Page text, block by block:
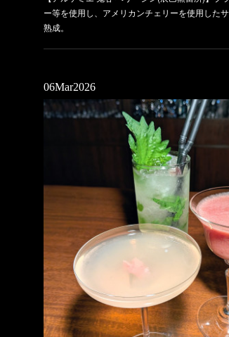
ー等を使用し、アメリカンチェリーを使用した
熟成。
06Mar2026